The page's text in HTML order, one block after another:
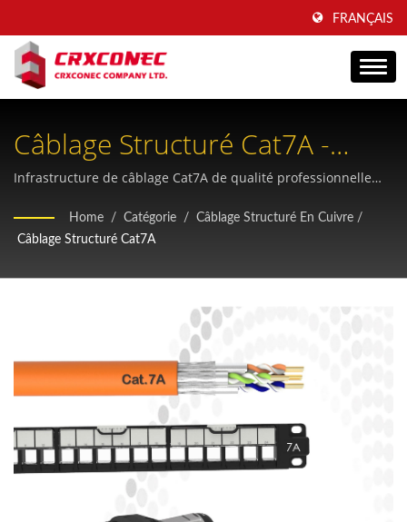
FRANÇAIS
Câblage Structuré Cat7A -
Solution Ethernet 10G+
Infrastructure de câblage Cat7A de qualité professionnelle
STP, connectivité RJ45 et conformité réglementaire complète
pour les applications de télécommunications et de centres de
Home / Catégorie / Câblage Structuré En Cuivre /
Câblage Structuré Cat7A